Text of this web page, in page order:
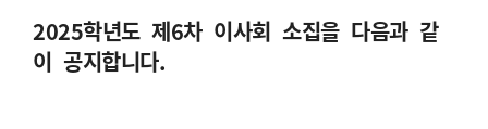
2025학년도 제6차 이사회 소집을 다음과 같
이 공지합니다.